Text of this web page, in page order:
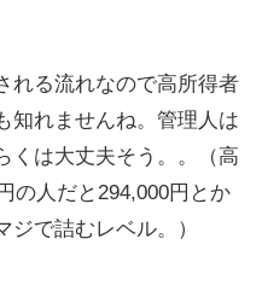
れる流れなので高所得者
知れませんね。管理人は
くは大丈夫そう。。（高
の人だと294,000円とか
で詰むレベル。）